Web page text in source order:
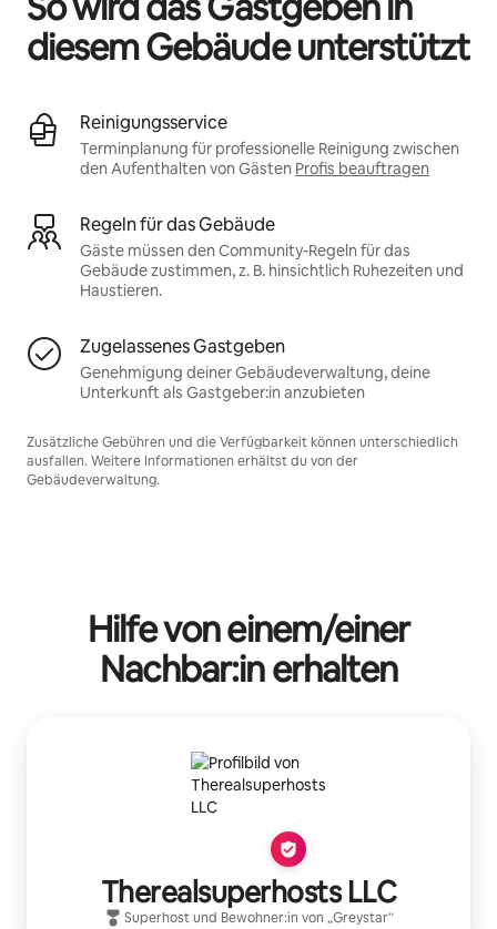
diesem Gebäude unterstützt
Reinigungsservice
Terminplanung für professionelle Reinigung zwischen
den Aufenthalten von Gästen Profis beauftragen
Regeln für das Gebäude
Gäste müssen den Community-Regeln für das
Gebäude zustimmen, z. B. hinsichtlich Ruhezeiten und
Haustieren.
Zugelassenes Gastgeben
Genehmigung deiner Gebäudeverwaltung, deine
Unterkunft als Gastgeber:in anzubieten
Zusätzliche Gebühren und die Verfügbarkeit können unterschiedlich
ausfallen. Weitere Informationen erhältst du von der
Gebäudeverwaltung.
Hilfe von einem/einer
Nachbar:in erhalten
Therealsuperhosts LLC
Superhost und Bewohner:in von „Greystar“